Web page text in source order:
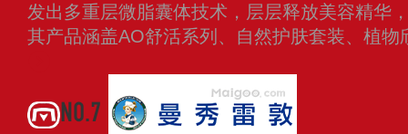
发出多重层微脂囊体技术，层层释放美容精华
其产品涵盖AO舒活系列、自然护肤套装、植
NO.7